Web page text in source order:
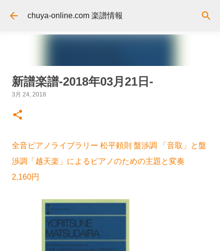
スキップしてメイン コンテンツに移動
chuya-online.com 楽譜情報
新譜楽譜-2018年03月21日-
3月 24, 2018
全音ピアノライブラリー 松平頼則 盤渉調 「音取」と盤
渉調「越天楽」によるピアノのための主題と変奏
2,160円